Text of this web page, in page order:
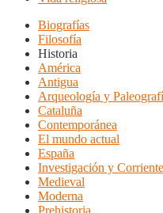
Biografías
Filosofía
Historia
América
Antigua
Arqueología y
Cataluña
Contemporánea
El mundo actual
España
Investigación y
Medieval
Moderna
Prehistoria